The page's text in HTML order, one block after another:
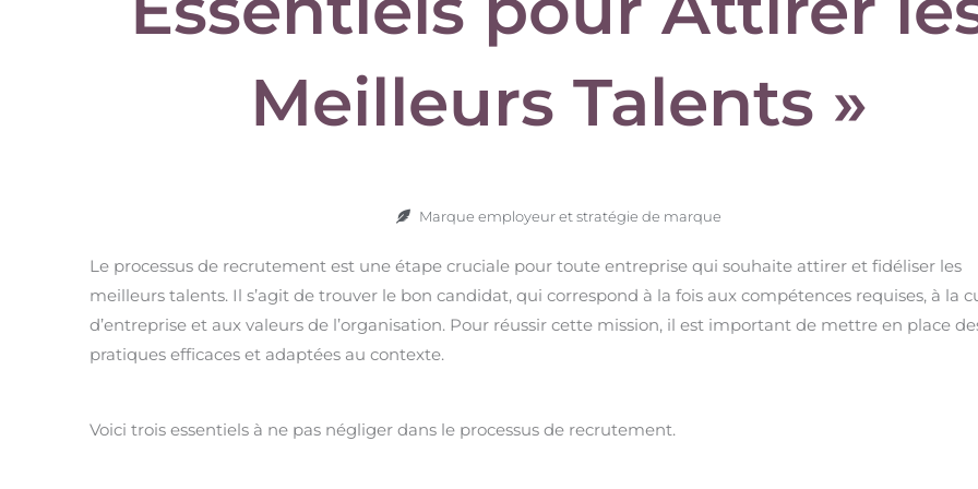
Meilleurs Talents »
Marque employeur et stratégie de marque
Le processus de recrutement est une étape cruciale pour toute entreprise qui souhaite attirer et fidéliser les
meilleurs talents. Il s’agit de trouver le bon candidat, qui correspond à la fois aux compétences requises, à la
d’entreprise et aux valeurs de l’organisation. Pour réussir cette mission, il est important de mettre en place
pratiques efficaces et adaptées au contexte.
Voici trois essentiels à ne pas négliger dans le processus de recrutement.